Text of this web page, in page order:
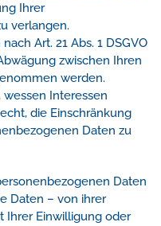
Ihrer
verlangen.
Art. 21 Abs. 1 DSGVO
zwischen Ihren
werden.
Interessen
die Einschränkung
Daten zu
Daten
Daten – von ihrer
Ihrer Einwilligung oder